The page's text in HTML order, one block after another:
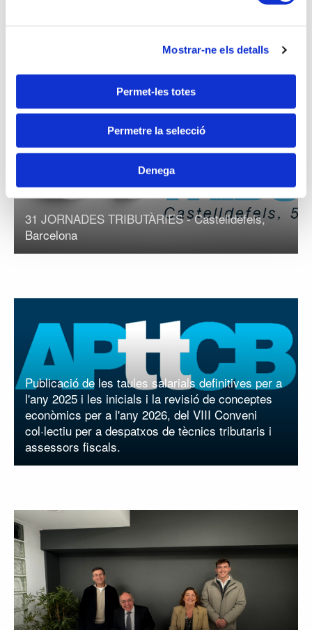
Mostrar-ne els detalls
Permet-les totes
Permetre la selecció
Denega
Notícies
31 JORNADES TRIBUTÀRIES - Castelldefels,
Barcelona
Publicació de les taules salarials definitives per a
l'any 2025 i les inicials i la revisió de conceptes
econòmics per a l'any 2026, del VIII Conveni
col·lectiu per a despatxos de tècnics tributaris i
assessors fiscals.